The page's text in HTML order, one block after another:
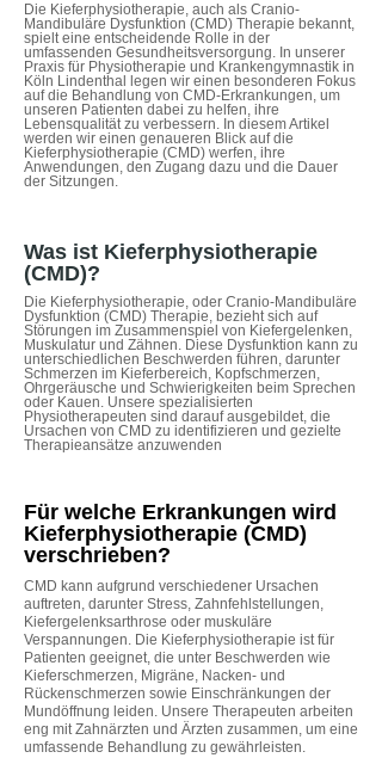
Die Kieferphysiotherapie, auch als Cranio-
Mandibuläre Dysfunktion (CMD) Therapie bekannt,
spielt eine entscheidende Rolle in der
umfassenden Gesundheitsversorgung. In unserer
Praxis für Physiotherapie und Krankengymnastik in
Köln Lindenthal legen wir einen besonderen Fokus
auf die Behandlung von CMD-Erkrankungen, um
unseren Patienten dabei zu helfen, ihre
Lebensqualität zu verbessern. In diesem Artikel
werden wir einen genaueren Blick auf die
Kieferphysiotherapie (CMD) werfen, ihre
Anwendungen, den Zugang dazu und die Dauer
der Sitzungen.
Was ist Kieferphysiotherapie
(CMD)?
Die Kieferphysiotherapie, oder Cranio-Mandibuläre
Dysfunktion (CMD) Therapie, bezieht sich auf
Störungen im Zusammenspiel von Kiefergelenken,
Muskulatur und Zähnen. Diese Dysfunktion kann zu
unterschiedlichen Beschwerden führen, darunter
Schmerzen im Kieferbereich, Kopfschmerzen,
Ohrgeräusche und Schwierigkeiten beim Sprechen
oder Kauen. Unsere spezialisierten
Physiotherapeuten sind darauf ausgebildet, die
Ursachen von CMD zu identifizieren und gezielte
Therapieansätze anzuwenden
Für welche Erkrankungen wird
Kieferphysiotherapie (CMD)
verschrieben?
CMD kann aufgrund verschiedener Ursachen
auftreten, darunter Stress, Zahnfehlstellungen,
Kiefergelenksarthrose oder muskuläre
Verspannungen. Die Kieferphysiotherapie ist für
Patienten geeignet, die unter Beschwerden wie
Kieferschmerzen, Migräne, Nacken- und
Rückenschmerzen sowie Einschränkungen der
Mundöffnung leiden. Unsere Therapeuten arbeiten
eng mit Zahnärzten und Ärzten zusammen, um eine
umfassende Behandlung zu gewährleisten.